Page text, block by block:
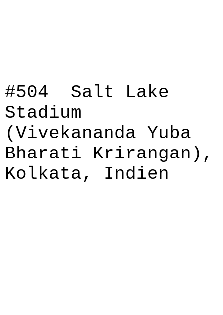
#504 Salt Lake
Stadium
(Vivekananda Yuba
Bharati Krirangan),
Kolkata, Indien